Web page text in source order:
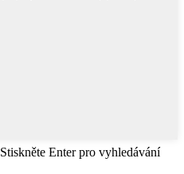
Stiskněte Enter pro vyhledávání